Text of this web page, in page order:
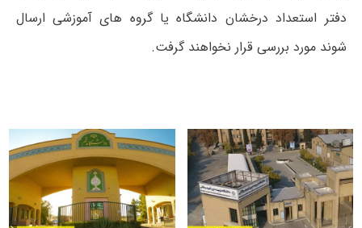
دفتر استعداد درخشان دانشگاه یا گروه های آموزشی ارسال
شوند مورد بررسی قرار نخواهند گرفت.